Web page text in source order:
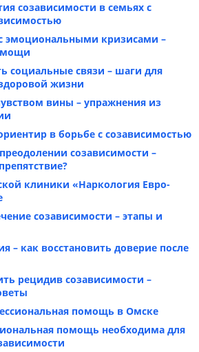
созависимости в семьях с
эмоциональными кризисами –
социальные связи – шаги для
жизни
вины – упражнения из
в борьбе с созависимостью
созависимости –
клиники «Наркология Евро-
созависимости – этапы и
– как восстановить доверие после
рецидив созависимости –
помощь в Омске
помощь необходима для